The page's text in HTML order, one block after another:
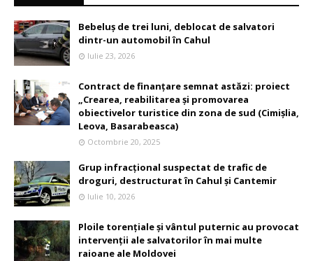
Bebeluș de trei luni, deblocat de salvatori
dintr-un automobil în Cahul
Iulie 23, 2026
Contract de finanțare semnat astăzi: proiect
„Crearea, reabilitarea și promovarea
obiectivelor turistice din zona de sud (Cimișlia,
Leova, Basarabeasca)
Octombrie 20, 2025
Grup infracțional suspectat de trafic de
droguri, destructurat în Cahul și Cantemir
Iulie 10, 2026
Ploile torențiale și vântul puternic au provocat
intervenții ale salvatorilor în mai multe
raioane ale Moldovei